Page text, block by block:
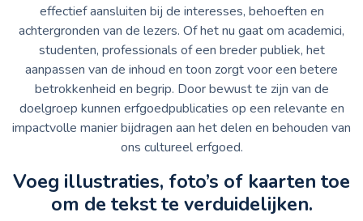
effectief aansluiten bij de interesses, behoeften en
achtergronden van de lezers. Of het nu gaat om academici,
studenten, professionals of een breder publiek, het
aanpassen van de inhoud en toon zorgt voor een betere
betrokkenheid en begrip. Door bewust te zijn van de
doelgroep kunnen erfgoedpublicaties op een relevante en
impactvolle manier bijdragen aan het delen en behouden van
ons cultureel erfgoed.
Voeg illustraties, foto’s of kaarten toe
om de tekst te verduidelijken.